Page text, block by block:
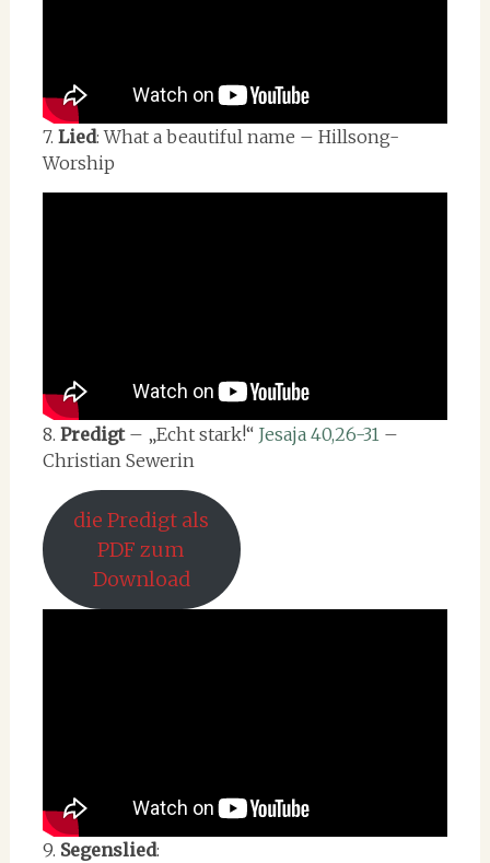
7. Lied: What a beautiful name – Hillsong-
Worship
8. Predigt– „Echt stark!“ Jesaja 40,26-31 –
Christian Sewerin
die Predigt als
PDF zum
Download
9. Segenslied: